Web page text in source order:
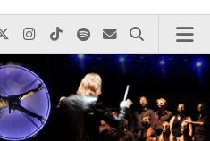
po prostu do nas zadzwoń
nas na Facebook-u
Odwiedź nas na X
Odwiedź nas na Instagram-ie
Odwiedź nas na TikTok-u
Szukaj nas na Spotify
Wyślij do nas
Szukaj